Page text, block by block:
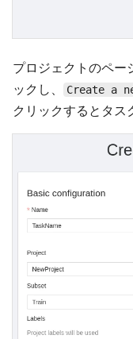
プロジェクトのペー
ックし、
Create a
クリックするとタス